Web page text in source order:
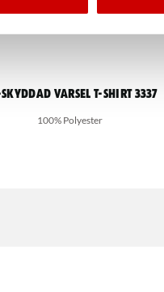
skyddad varsel t-shirt 3337
100% Polyester